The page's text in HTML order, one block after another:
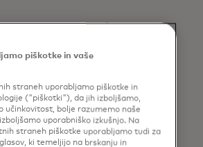
moči
banke v
piškotke in vaše
straneh uporabljamo piškotke in
("piškotki"), da jih izboljšamo,
učinkovitost, bolje razumemo naše
uporabniško izkušnjo. Na
straneh piškotke uporabljamo tudi za
ki temeljijo na brskanju in